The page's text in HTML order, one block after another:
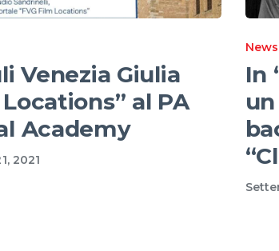
Venezia Giulia
al PA
Academy
2021
News
In